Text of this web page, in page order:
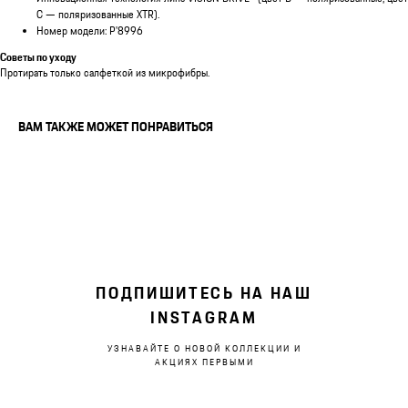
C — поляризованные XTR).
Номер модели: P'8996
Советы по уходу
Протирать только салфеткой из микрофибры.
ВАМ ТАКЖЕ МОЖЕТ ПОНРАВИТЬСЯ
ПОДПИШИТЕСЬ НА НАШ
INSTAGRAM
УЗНАВАЙТЕ О НОВОЙ КОЛЛЕКЦИИ И
АКЦИЯХ ПЕРВЫМИ